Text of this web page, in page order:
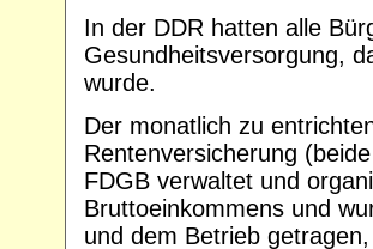
In der DDR hatten alle
Gesundheitsversorgung,
wurde.
Der monatlich zu
Rentenversicherung
FDGB verwaltet und
Bruttoeinkommens und
und dem Betrieb